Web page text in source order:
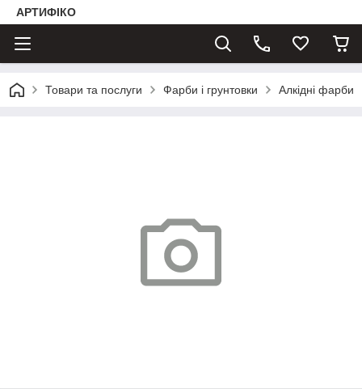
АРТИФІКО
Товари та послуги Фарби і грунтовки Алкідні фарби